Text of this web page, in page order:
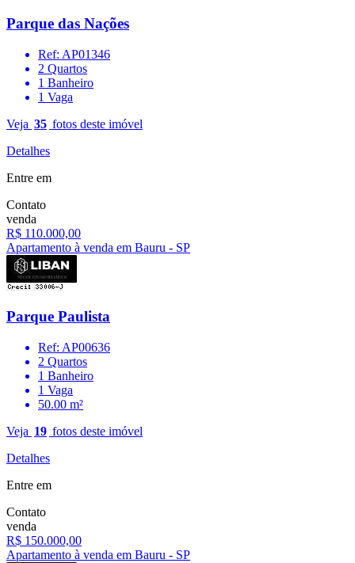
Parque das Nações
Ref: AP01346
2 Quartos
1 Banheiro
1 Vaga
Veja 35 fotos deste imóvel
Detalhes
Entre em
Contato
venda
R$ 110.000,00
Apartamento à venda em Bauru - SP
Parque Paulista
Ref: AP00636
2 Quartos
1 Banheiro
1 Vaga
50.00 m²
Veja 19 fotos deste imóvel
Detalhes
Entre em
Contato
venda
R$ 150.000,00
Apartamento à venda em Bauru - SP